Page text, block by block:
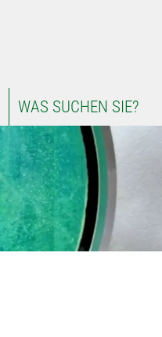
WAS SUCHEN SIE?